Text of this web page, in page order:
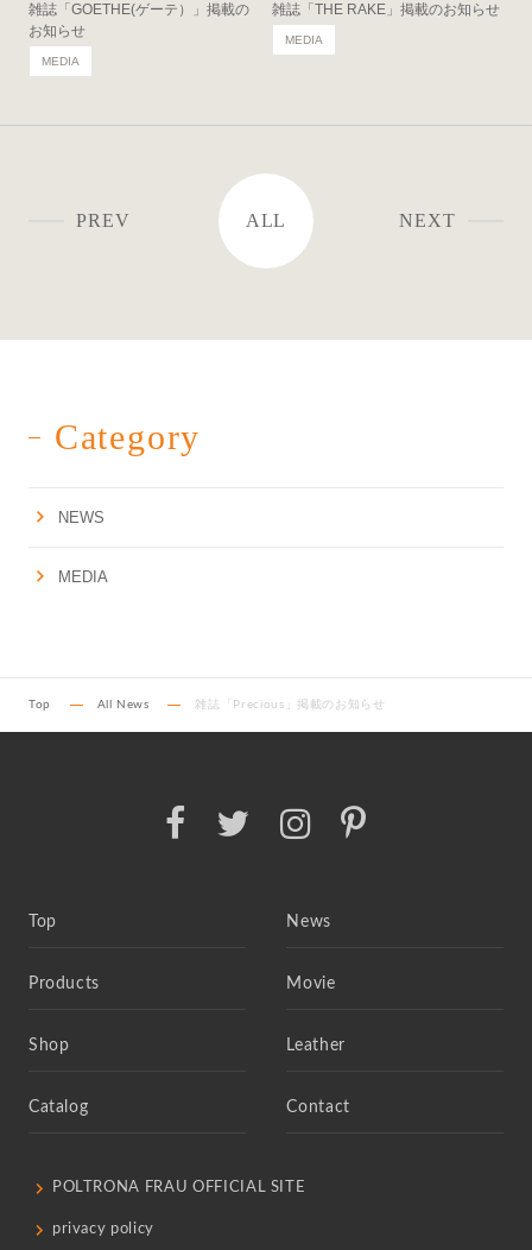
雑誌「GOETHE(ゲーテ）」掲載の
お知らせ
MEDIA
雑誌「THE RAKE」掲載のお知らせ
MEDIA
PREV ALL NEXT
Category
NEWS
MEDIA
Top All News 雑誌「Precious」掲載のお知らせ
Top News
Products Movie
Shop Leather
Catalog Contact
POLTRONA FRAU OFFICIAL SITE
privacy policy